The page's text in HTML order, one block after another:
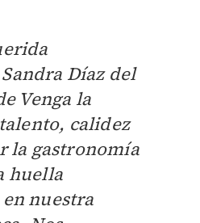
Díaz del
Venga la
calidez
la gastronomía
huella
nuestra